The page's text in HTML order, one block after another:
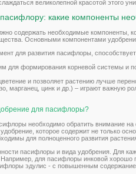
великолепной красотой этого
какие компоненты
содержать необходимые компоненты,
Основными компонентами
для развития пасифлоры,
для формирования корневой системы и
и позволяет растению лучше
марганец, цинк и др.) – играют важную
для пасифлоры?
необходимо обратить внимание на
которое содержит не только
для полноценного развития
пасифлоры и вида удобрения. Для
для пасифлоры инковой
эдулис - с повышенным